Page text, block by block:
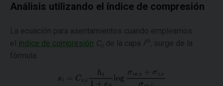
Análisis utilizando el índice de compresión
La ecuación para asentamientos cuando empleamos
el índice de compresión C de la capa ith, surge de la
fórmula: